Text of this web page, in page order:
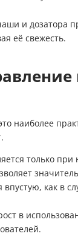
и дозатора
её свежесть.
наиболее
только при
впустую, как в
в